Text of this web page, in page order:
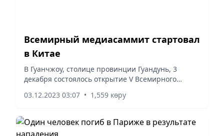
Всемирный медиасаммит стартовал
в Китае
В Гуанчжоу, столице провинции Гуандунь, 3
декабря состоялось открытие V Всемирного
участников из 101 страны и региона,
03.12.2023 03:07 • 1,559 көру